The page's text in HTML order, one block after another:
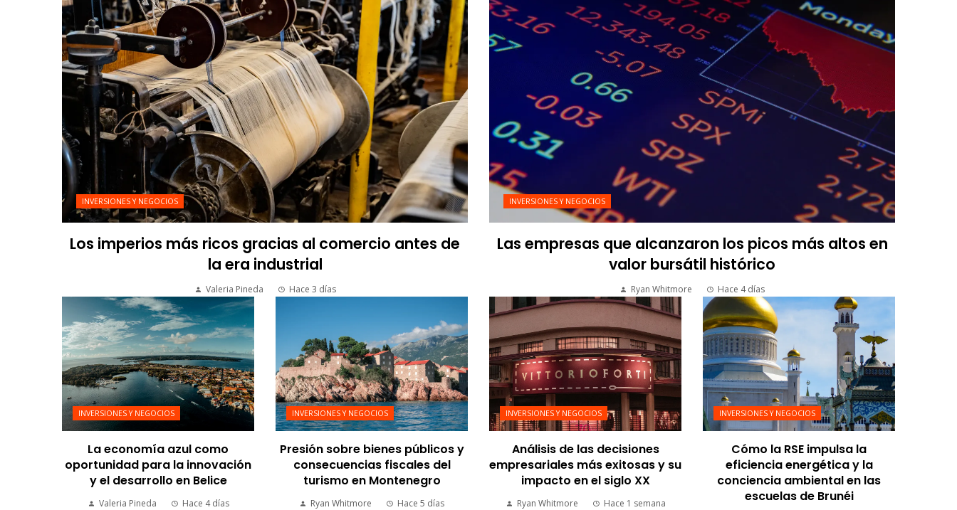
INVERSIONES Y NEGOCIOS
Los imperios más ricos gracias al comercio antes de
la era industrial
Valeria Pineda Hace 3 días
INVERSIONES Y NEGOCIOS
Las empresas que alcanzaron los picos más altos en
valor bursátil histórico
Ryan Whitmore Hace 4 días
INVERSIONES Y NEGOCIOS
La economía azul como
oportunidad para la innovación
y el desarrollo en Belice
Valeria Pineda Hace 4 días
INVERSIONES Y NEGOCIOS
Presión sobre bienes públicos y
consecuencias fiscales del
turismo en Montenegro
Ryan Whitmore Hace 5 días
INVERSIONES Y NEGOCIOS
Análisis de las decisiones
empresariales más exitosas y su
impacto en el siglo XX
Ryan Whitmore Hace 1 semana
INVERSIONES Y NEGOCIOS
Cómo la RSE impulsa la
eficiencia energética y la
conciencia ambiental en las
escuelas de Brunéi